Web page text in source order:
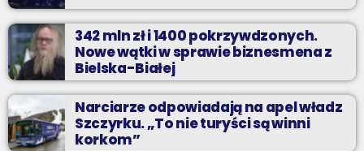
342 mln zł i 1400 pokrzywdzonych.
Nowe wątki w sprawie biznesmena z
Bielska-Białej
Narciarze odpowiadają na apel władz
Szczyrku. „To nie turyści są winni
korkom”